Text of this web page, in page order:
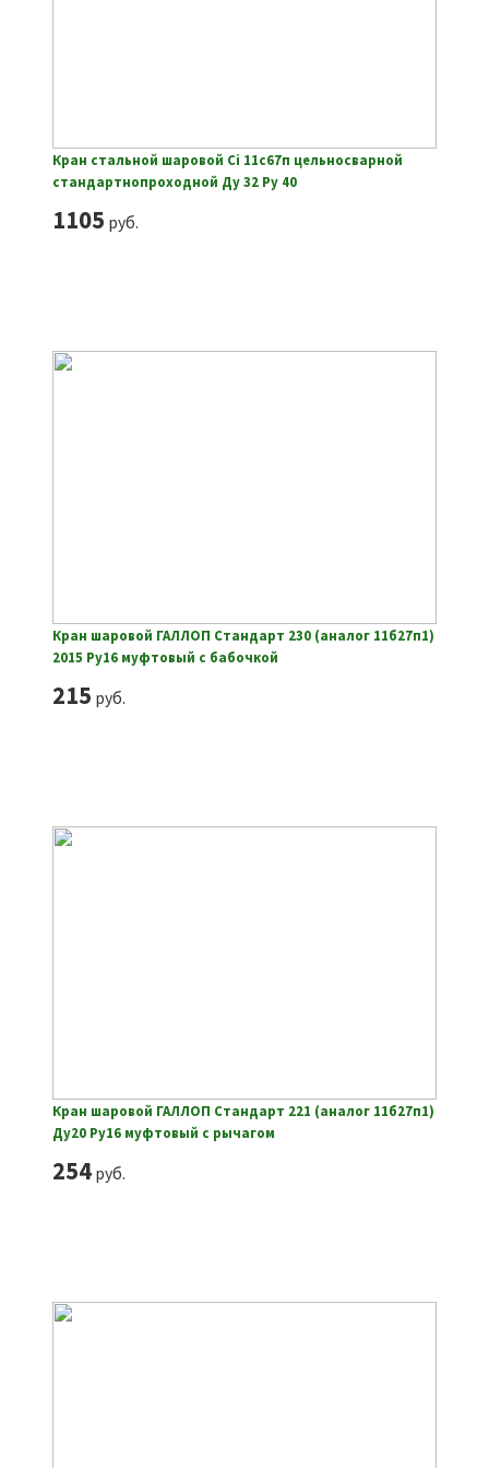
Кран стальной шаровой Ci 11с67п цельносварной
стандартнопроходной Ду 32 Ру 40
1105 руб.
Кран шаровой ГАЛЛОП Стандарт 230 (аналог 11б27п1)
2015 Ру16 муфтовый с бабочкой
215 руб.
Кран шаровой ГАЛЛОП Стандарт 221 (аналог 11б27п1)
Ду20 Ру16 муфтовый с рычагом
254руб.